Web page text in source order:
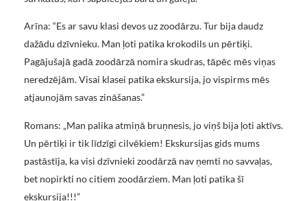
Arīna: “Es ar savu klasi devos uz zoodārzu. Tur bija daudz
dažādu dzīvnieku. Man ļoti patika krokodils un pērtiķi.
Pagājušajā gadā zoodārzā nomira skudras, tāpēc mēs viņas
neredzējām. Visai klasei patika ekskursija, jo vispirms mēs
atjaunojām savas zināšanas.”
Romans: „Man palika atmiņā bruņnesis, jo viņš bija ļoti aktīvs.
Un pērtiķi ir tik līdzīgi cilvēkiem! Ekskursijas gids mums
pastāstīja, ka visi dzīvnieki zoodārzā nav ņemti no savvaļas,
bet nopirkti no citiem zoodārziem. Man ļoti patika šī
ekskursija!!!”